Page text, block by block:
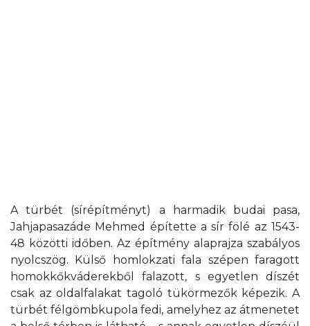
A türbét (sírépítményt) a harmadik budai pasa,
Jahjapasazáde Mehmed építette a sír fölé az 1543-
48 közötti időben. Az építmény alaprajza szabályos
nyolcszög. Külső homlokzati fala szépen faragott
homokkőkváderekből falazott, s egyetlen díszét
csak az oldalfalakat tagoló tükörmezők képezik. A
türbét félgömbkupola fedi, amelyhez az átmenetet